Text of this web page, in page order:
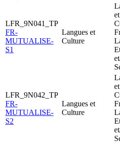
LFR_9N041_TP
FR-
MUTUALISE-
S1
Langues et
Culture
et
LFR_9N042_TP
FR-
MUTUALISE-
S2
Langues et
Culture
et